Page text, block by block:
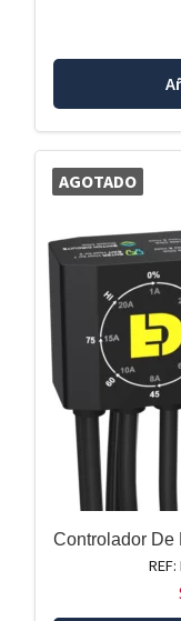
AGOTADO
Controlador De